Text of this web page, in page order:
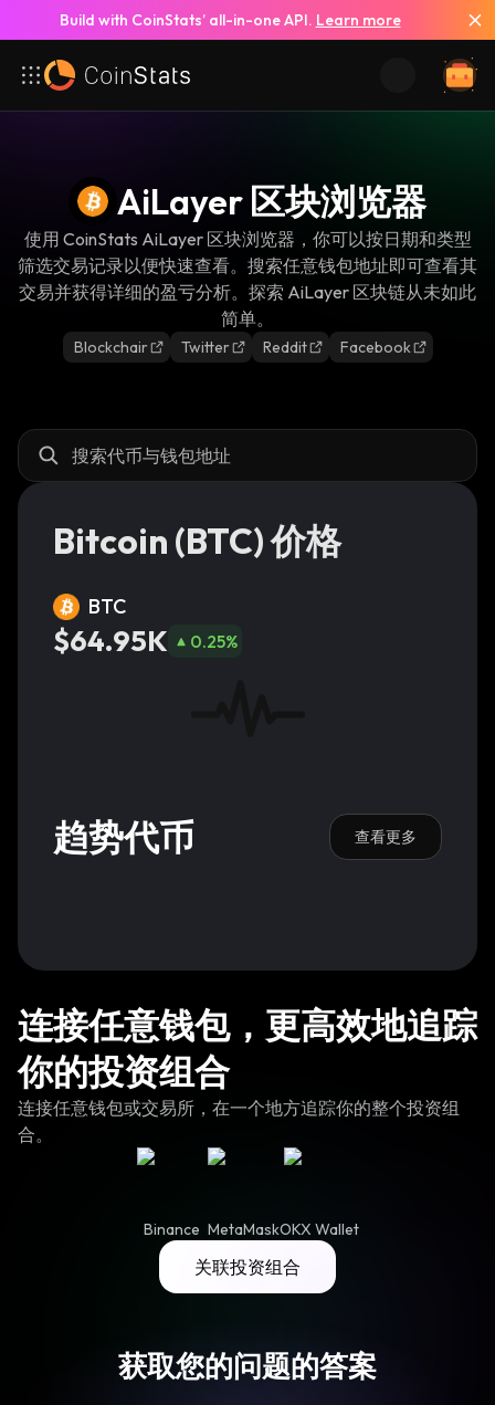
Build with CoinStats’ all-in-one API. Learn more
AiLayer 区块浏览器
使用 CoinStats AiLayer 区块浏览器，你可以按日期和类型
筛选交易记录以便快速查看。搜索任意钱包地址即可查看其
交易并获得详细的盈亏分析。探索 AiLayer 区块链从未如此
简单。
Blockchair Twitter Reddit Facebook
Bitcoin (BTC) 价格
BTC
$64.95K 0.25%
趋势代币 查看更多
连接任意钱包，更高效地追踪
你的投资组合
连接任意钱包或交易所，在一个地方追踪你的整个投资组
合。
Binance MetaMaskOKX Wallet
关联投资组合
获取您的问题的答案